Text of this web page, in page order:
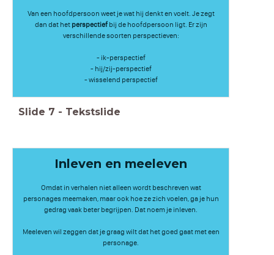
Van een hoofdpersoon weet je wat hij denkt en voelt. Je zegt
dan dat het perspectief bij de hoofdpersoon ligt. Er zijn
verschillende soorten perspectieven:
- ik-perspectief
- hij/zij-perspectief
- wisselend perspectief
Slide 7 - Tekstslide
Inleven en meeleven
Omdat in verhalen niet alleen wordt beschreven wat
personages meemaken, maar ook hoe ze zich voelen, ga je hun
gedrag vaak beter begrijpen. Dat noem je inleven.
Meeleven wil zeggen dat je graag wilt dat het goed gaat met een
personage.